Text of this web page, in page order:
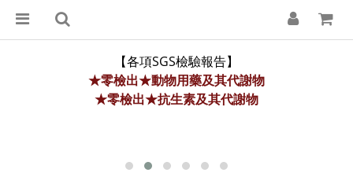
【各項SGS檢驗報告】
★零檢出★動物用藥及其代謝物
★零檢出★抗生素及其代謝物